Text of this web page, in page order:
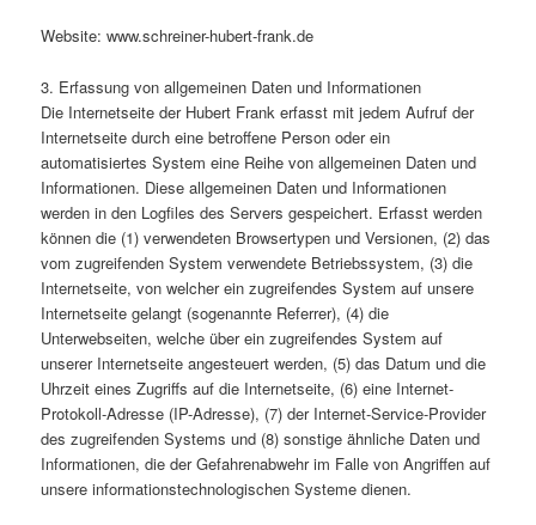
Website: www.schreiner-hubert-frank.de
3. Erfassung von allgemeinen Daten und Informationen
Die Internetseite der Hubert Frank erfasst mit jedem Aufruf der
Internetseite durch eine betroffene Person oder ein
automatisiertes System eine Reihe von allgemeinen Daten und
Informationen. Diese allgemeinen Daten und Informationen
werden in den Logfiles des Servers gespeichert. Erfasst werden
können die (1) verwendeten Browsertypen und Versionen, (2) das
vom zugreifenden System verwendete Betriebssystem, (3) die
Internetseite, von welcher ein zugreifendes System auf unsere
Internetseite gelangt (sogenannte Referrer), (4) die
Unterwebseiten, welche über ein zugreifendes System auf
unserer Internetseite angesteuert werden, (5) das Datum und die
Uhrzeit eines Zugriffs auf die Internetseite, (6) eine Internet-
Protokoll-Adresse (IP-Adresse), (7) der Internet-Service-Provider
des zugreifenden Systems und (8) sonstige ähnliche Daten und
Informationen, die der Gefahrenabwehr im Falle von Angriffen auf
unsere informationstechnologischen Systeme dienen.